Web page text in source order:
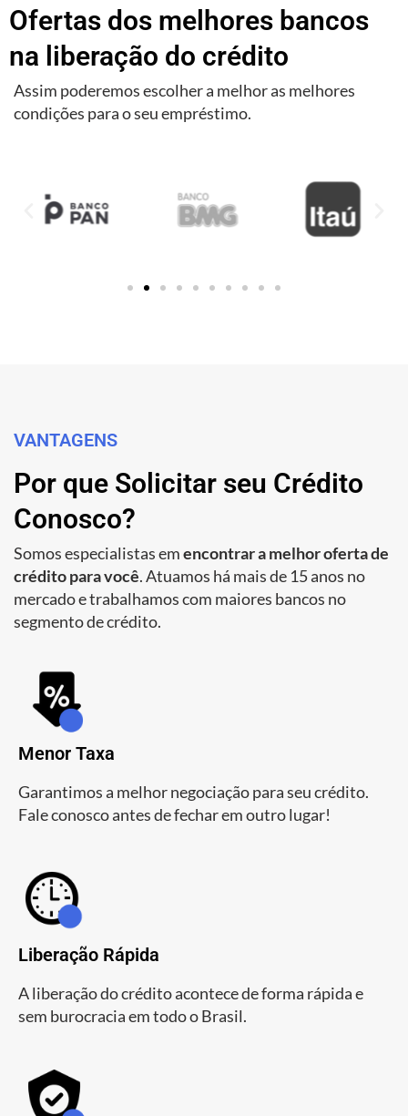
Ofertas dos melhores bancos
na liberação do crédito
Assim poderemos escolher a melhor as melhores
condições para o seu empréstimo.
VANTAGENS
Por que Solicitar seu Crédito
Conosco?
Somos especialistas emencontrar a melhor oferta de
crédito para você. Atuamos há mais de 15 anos no
mercado e trabalhamos com maiores bancos no
segmento de crédito.
Menor Taxa
Garantimos a melhor negociação para seu crédito.
Fale conosco antes de fechar em outro lugar!
Liberação Rápida
A liberação do crédito acontece de forma rápida e
sem burocracia em todo o Brasil.